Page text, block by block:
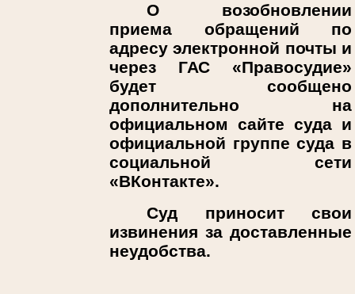
О возобновлении
приема обращений по
адресу электронной почты и
через ГАС «Правосудие»
будет сообщено
дополнительно на
официальном сайте суда и
официальной группе суда в
социальной сети
«ВКонтакте».
Суд приносит свои
извинения за доставленные
неудобства.